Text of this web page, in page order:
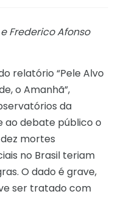
e Frederico Afonso
relatório “Pele Alvo
o Amanhã”,
da
ao debate público o
mortes
no Brasil teriam
O dado é grave,
ser tratado com